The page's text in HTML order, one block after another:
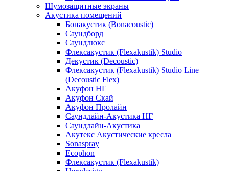
Шумозащитные экраны
Акустика помещений
Бонакустик (Bonacoustic)
Саундборд
Саундлюкс
Флексакустик (Flexakustik) Studio
Декустик (Decoustic)
Флексакустик (Flexakustik) Studio Line
(Decoustic Flex)
Акуфон НГ
Акуфон Скай
Акуфон Пролайн
Саундлайн-Акустика НГ
Саундлайн-Акустика
Акутекс Акустические кресла
Sonaspray
Ecophon
Флексакустик (Flexakustik)